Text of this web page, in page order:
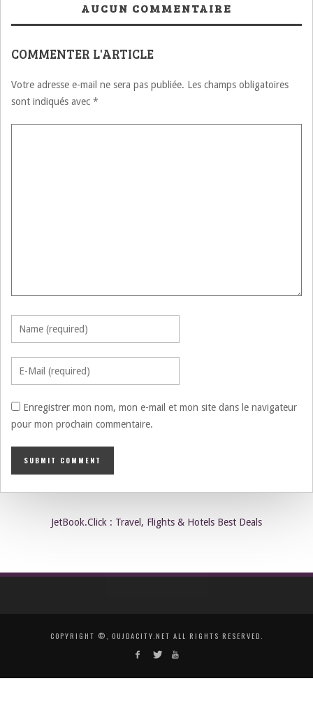
AUCUN COMMENTAIRE
COMMENTER L'ARTICLE
Votre adresse e-mail ne sera pas publiée. Les champs obligatoires
sont indiqués avec *
Enregistrer mon nom, mon e-mail et mon site dans le navigateur
pour mon prochain commentaire.
JetBook.Click : Travel, Flights & Hotels Best Deals
COPYRIGHT ©, OUJDACITY.NET ALL RIGHTS RESERVED.